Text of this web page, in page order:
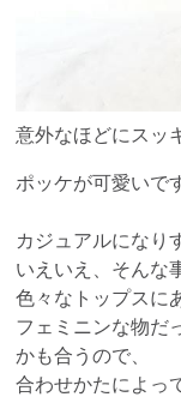
意外なほどにスッ
ポッケが可愛いで
カジュアルになり
いえいえ、そんな
色々なトップスに
フェミニンな物だ
かも合うので、
合わせかたによっ